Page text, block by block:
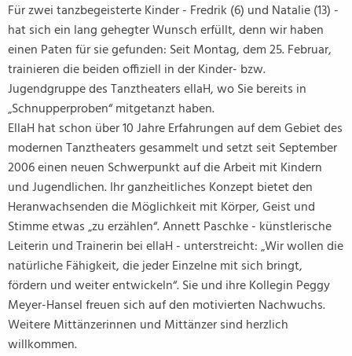
Für zwei tanzbegeisterte Kinder - Fredrik (6) und Natalie (13) -
hat sich ein lang gehegter Wunsch erfüllt, denn wir haben
einen Paten für sie gefunden: Seit Montag, dem 25. Februar,
trainieren die beiden offiziell in der Kinder- bzw.
Jugendgruppe des Tanztheaters ellaH, wo Sie bereits in
„Schnupperproben“ mitgetanzt haben.
EllaH hat schon über 10 Jahre Erfahrungen auf dem Gebiet des
modernen Tanztheaters gesammelt und setzt seit September
2006 einen neuen Schwerpunkt auf die Arbeit mit Kindern
und Jugendlichen. Ihr ganzheitliches Konzept bietet den
Heranwachsenden die Möglichkeit mit Körper, Geist und
Stimme etwas „zu erzählen“. Annett Paschke - künstlerische
Leiterin und Trainerin bei ellaH - unterstreicht: „Wir wollen die
natürliche Fähigkeit, die jeder Einzelne mit sich bringt,
fördern und weiter entwickeln“. Sie und ihre Kollegin Peggy
Meyer-Hansel freuen sich auf den motivierten Nachwuchs.
Weitere Mittänzerinnen und Mittänzer sind herzlich
willkommen.